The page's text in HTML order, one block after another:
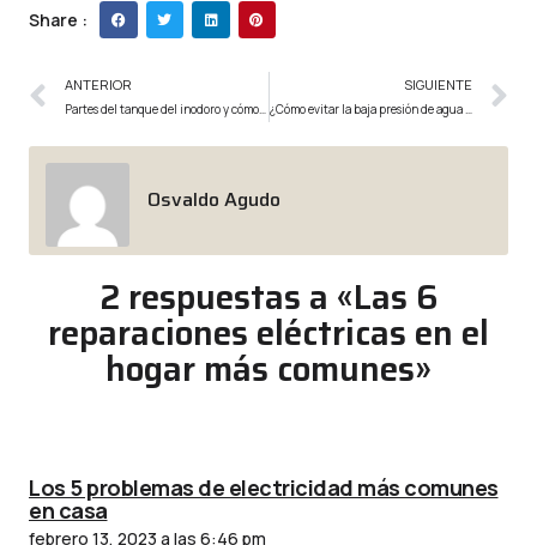
Share :
ANTERIOR
Partes del tanque del inodoro y cómo funcionan
SIGUIENTE
¿Cómo evitar la baja presión de agua en nuestro hogar?
Osvaldo Agudo
2 respuestas a «Las 6
reparaciones eléctricas en el
hogar más comunes»
Los 5 problemas de electricidad más comunes
en casa
febrero 13, 2023 a las 6:46 pm